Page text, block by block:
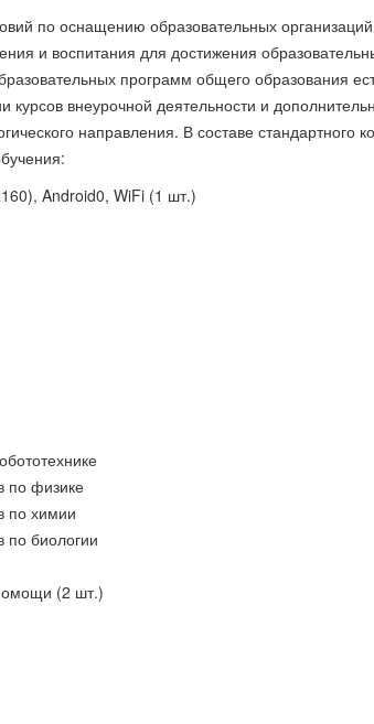
по оснащению образовательных организаций
и воспитания для достижения
программ общего образования
курсов внеурочной деятельности и
направления. В составе стандартного
Android0, WiFi (1 шт.)
по физике
по химии
по биологии
(2 шт.)